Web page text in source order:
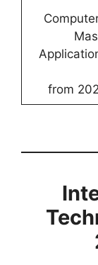
from